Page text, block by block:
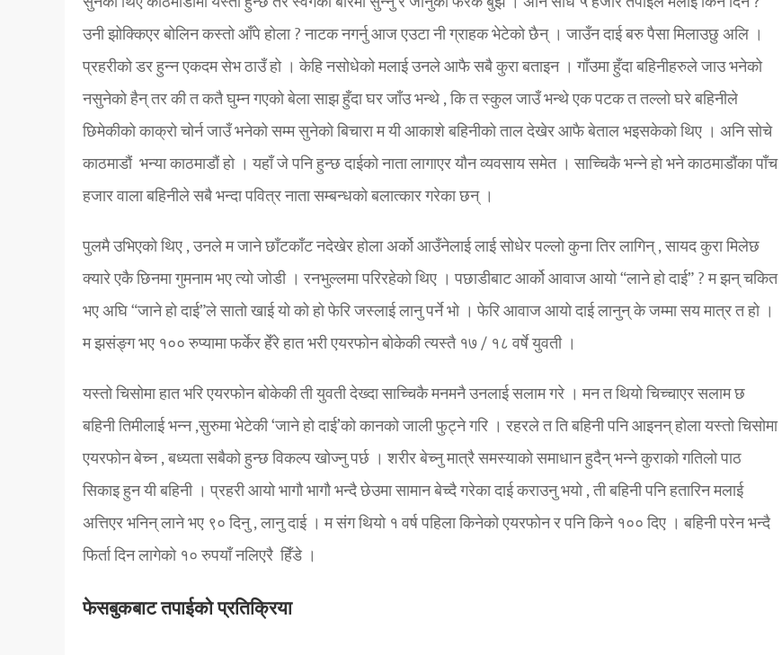
उनी झोक्किएर बोलिन कस्तो आँपे होला ? नाटक नगर्नु आज एउटा नी ग्राहक भेटेको छैन् । जाउँन दाई बरु पैसा मिलाउछु अलि ।
प्रहरीको डर हुन्न एकदम सेभ ठाउँ हो । केहि नसोधेको मलाई उनले आफै सबै कुरा बताइन । गाँउमा हुँदा बहिनीहरुले जाउ भनेको
नसुनेको हैन् तर की त कतै घुम्न गएको बेला साझ हुँदा घर जाँउ भन्थे , कि त स्कुल जाउँ भन्थे एक पटक त तल्लो घरे बहिनीले
छिमेकीको काक्रो चोर्न जाउँ भनेको सम्म सुनेको बिचारा म यी आकाशे बहिनीको ताल देखेर आफै बेताल भइसकेको थिए । अनि सोचे
काठमाडौं भन्या काठमाडौं हो । यहाँ जे पनि हुन्छ दाईको नाता लागाएर यौन व्यवसाय समेत । साच्चिकै भन्ने हो भने काठमाडौंका पाँच
हजार वाला बहिनीले सबै भन्दा पवित्र नाता सम्बन्धको बलात्कार गरेका छन् ।
पुलमै उभिएको थिए , उनले म जाने छाँटकाँट नदेखेर होला अर्को आउँनेलाई लाई सोधेर पल्लो कुना तिर लागिन् , सायद कुरा मिलेछ
क्यारे एकै छिनमा गुमनाम भए त्यो जोडी । रनभुल्लमा परिरहेको थिए । पछाडीबाट आर्को आवाज आयो “लाने हो दाई” ? म झन् चकित
भए अघि “जाने हो दाई”ले सातो खाई यो को हो फेरि जस्लाई लानु पर्ने भो । फेरि आवाज आयो दाई लानुन् के जम्मा सय मात्र त हो ।
म झसंङ्ग भए १०० रुप्यामा फर्केर हेँरे हात भरी एयरफोन बोकेकी त्यस्तै १७ / १८ वर्षे युवती ।
यस्तो चिसोमा हात भरि एयरफोन बोकेकी ती युवती देख्दा साच्चिकै मनमनै उनलाई सलाम गरे । मन त थियो चिच्चाएर सलाम छ
बहिनी तिमीलाई भन्न ,सुरुमा भेटेकी ‘जाने हो दाई’को कानको जाली फुट्ने गरि । रहरले त ति बहिनी पनि आइनन् होला यस्तो चिसोमा
एयरफोन बेच्न , बध्यता सबैको हुन्छ विकल्प खोज्नु पर्छ । शरीर बेच्नु मात्रै समस्याको समाधान हुदैन् भन्ने कुराको गतिलो पाठ
सिकाइ हुन यी बहिनी । प्रहरी आयो भागौ भागौ भन्दै छेउमा सामान बेच्दै गरेका दाई कराउनु भयो , ती बहिनी पनि हतारिन मलाई
अत्तिएर भनिन् लाने भए ९० दिनु , लानु दाई । म संग थियो १ वर्ष पहिला किनेको एयरफोन र पनि किने १०० दिए । बहिनी परेन भन्दै
फिर्ता दिन लागेको १० रुपयाँ नलिएरै हिँडे ।
फेसबुकबाट तपाईको प्रतिक्रिया